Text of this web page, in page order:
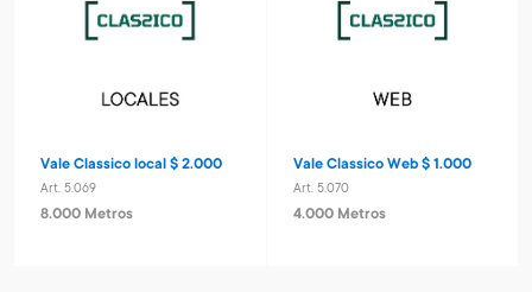
Vale Classico local $ 2.000
Art. 5.069
8.000 Metros
Vale Classico Web $ 1.000
Art. 5.070
4.000 Metros